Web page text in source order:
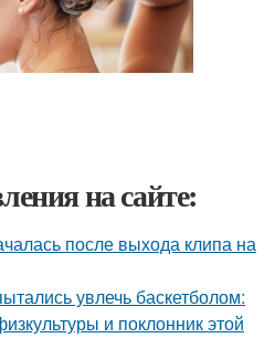
на сайте:
после выхода клипа на
увлечь баскетболом:
и поклонник этой